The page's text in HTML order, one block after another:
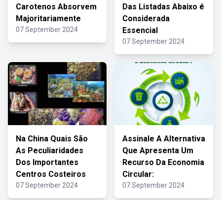
Carotenos Absorvem
Majoritariamente
07 September 2024
Das Listadas Abaixo é
Considerada
Essencial
07 September 2024
Na China Quais São
As Peculiaridades
Dos Importantes
Centros Costeiros
07 September 2024
Assinale A Alternativa
Que Apresenta Um
Recurso Da Economia
Circular:
07 September 2024